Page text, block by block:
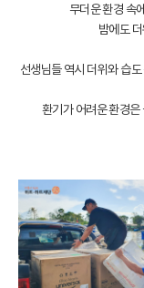
무더운 환경 속
밤에도
선생님들 역시 더위와 습
환기가 어려운 환경